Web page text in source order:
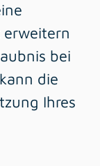
bei
die
Ihres